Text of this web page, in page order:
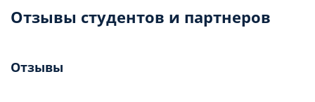
Отзывы студентов и партнеров
Отзывы